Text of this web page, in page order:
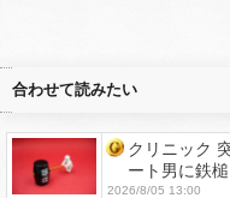
合わせて読みたい
クリニック
ート男に鉄
2026/8/05 13:00